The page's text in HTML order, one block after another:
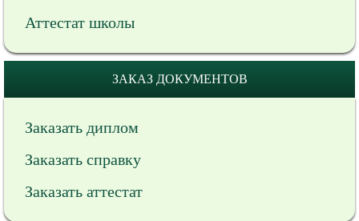
Аттестат школы
ЗАКАЗ ДОКУМЕНТОВ
Заказать диплом
Заказать справку
Заказать аттестат